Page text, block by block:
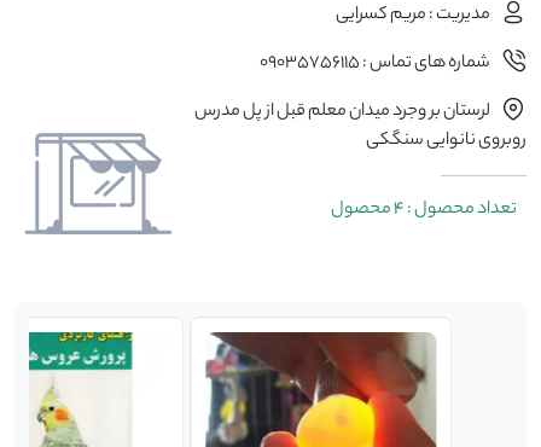
مدیریت : مریم کسرایی
شماره های تماس : 09035756115
لرستان بر وجرد میدان معلم قبل از پل مدرس
روبروی نانوایی سنگکی
تعداد محصول : 4 محصول